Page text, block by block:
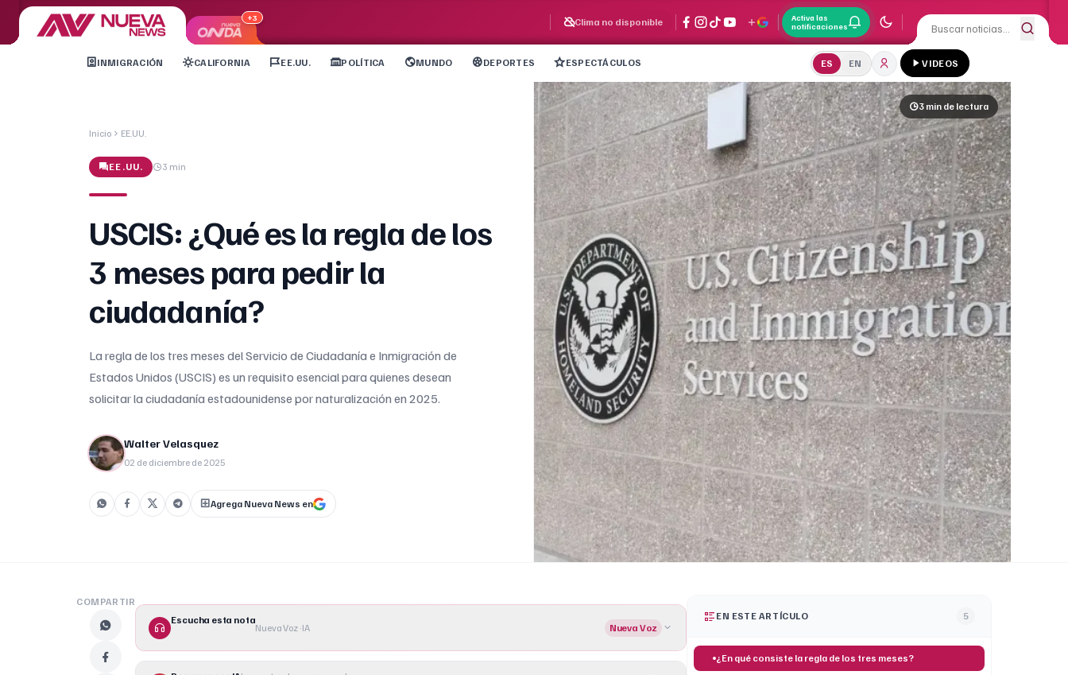
+3 Clima no disponible
Activa las
notificaciones
INMIGRACIÓN CALIFORNIA EE.UU. POLÍTICA MUNDO DEPORTES ESPECTÁCULOS ES EN VIDEOS
Inicio EE.UU.
EE.UU. 3 min
USCIS: ¿Qué es la regla de los
3 meses para pedir la
ciudadanía?
La regla de los tres meses del Servicio de Ciudadanía e Inmigración de
Estados Unidos (USCIS) es un requisito esencial para quienes desean
solicitar la ciudadanía estadounidense por naturalización en 2025.
Walter Velasquez
02 de diciembre de 2025
Agrega Nueva News en
3 min de lectura
COMPARTIR
Escucha esta nota
Nueva Voz · IA Nueva Voz
EN ESTE ARTÍCULO 5
¿En qué consiste la regla de los tres meses?